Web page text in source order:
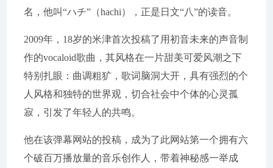
名，他叫“ハチ”（hachi），正是日文“八”的读音。
2009年，18岁的米津首次投稿了用初音未来的声音制
作的vocaloid歌曲，其风格在一片甜美可爱风潮之下
特别扎眼：曲调粗犷，歌词脑洞大开，具有强烈的个
人风格和独特的世界观，切合社会中个体的心灵孤
寂，引发了年轻人的共鸣。
他在该弹幕网站的投稿，成为了此网站第一个拥有六
个破百万播放量的音乐创作人，带着神秘感一举成